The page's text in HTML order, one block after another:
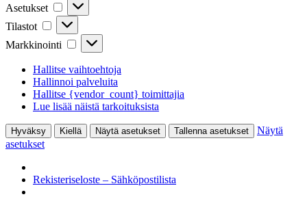
Asetukset
Asetukset
Tilastot Tilastot
Markkinointi Markkinointi
Hallitse vaihtoehtoja
Hallinnoi palveluita
Hallitse {vendor_count} toimittajia
Lue lisää näistä tarkoituksista
Hyväksy Kiellä Näytä asetukset Tallenna asetukset
Näytä
asetukset
Rekisteriseloste – Sähköpostilista